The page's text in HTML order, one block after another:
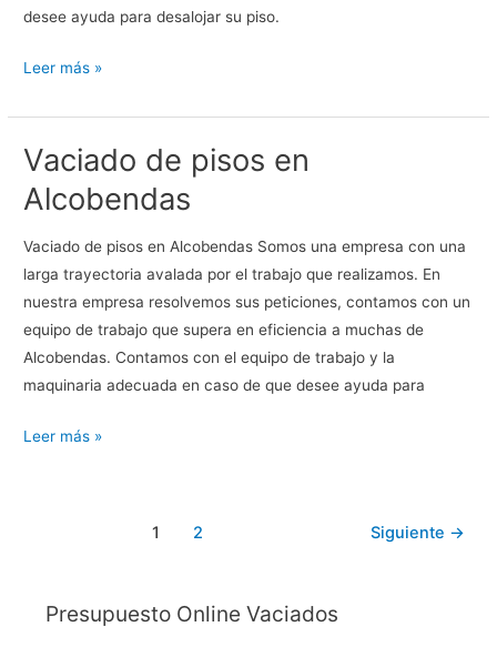
desee ayuda para desalojar su piso.
Vaciado
Pisos
en
Rozas
Leer más »
Vaciado de pisos en
Alcobendas
Vaciado de pisos en Alcobendas Somos una empresa con una
larga trayectoria avalada por el trabajo que realizamos. En
nuestra empresa resolvemos sus peticiones, contamos con un
equipo de trabajo que supera en eficiencia a muchas de
Alcobendas. Contamos con el equipo de trabajo y la
maquinaria adecuada en caso de que desee ayuda para
Vaciado
Leer más »
1 2 Siguiente →
Presupuesto Online Vaciados